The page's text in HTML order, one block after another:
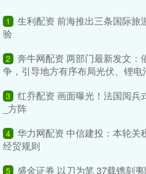
1
生利配资 前海推出三条国际旅
验
2
奔牛网配资 两部门最新发文：
争，引导地方有序布局光伏、锂电
3
红乔配资 画面曝光！法国阅兵
_方阵
4 华力网配资 中信建投：本轮关
经贸规则
5 盛金证券 以刀为笔 37载镌刻